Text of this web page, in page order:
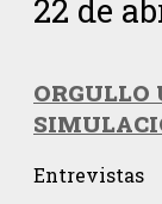
22 de
ORGULLO
Entrevistas